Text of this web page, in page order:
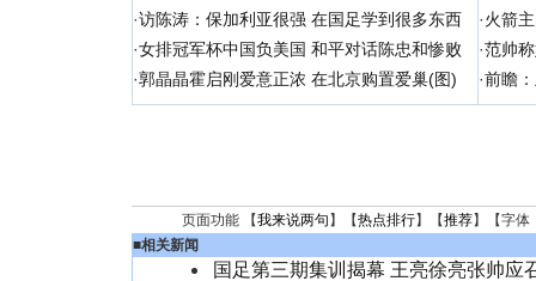
·访陈涛：保加利亚很强 在国足学到很多东西
·女排冠军杯中国负美国 和平对话陈忠和惨败
·郭晶晶霍启刚爱意正浓 在北京购置爱巢(图)
·火箭
·范帅
·前瞻
页面功能 【我来说两句 】【热点排行】【推荐】【字体
■相关新闻
国足第三期集训揭幕 王亮徐亮张帅应